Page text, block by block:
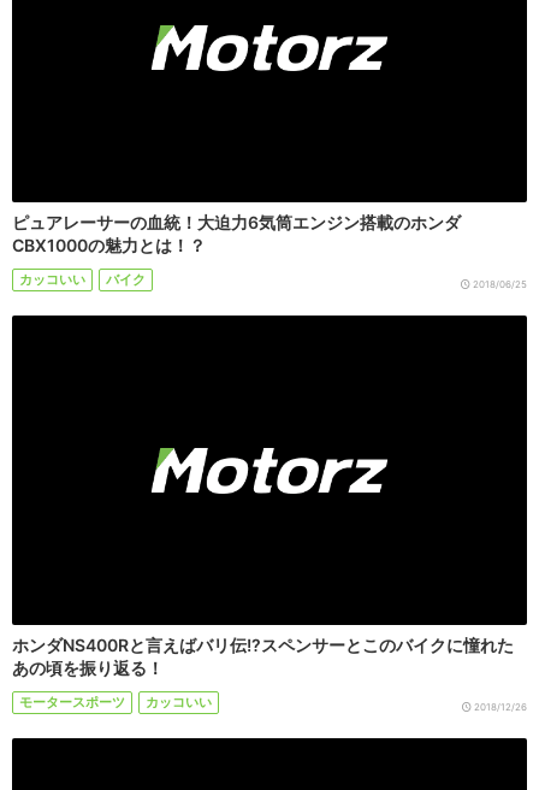
ピュアレーサーの血統！大迫力6気筒エンジン搭載のホンダ
CBX1000の魅力とは！？
カッコいい バイク 2018/06/25
ホンダNS400Rと言えばバリ伝!?スペンサーとこのバイクに憧れた
あの頃を振り返る！
モータースポーツ カッコいい 2018/12/26